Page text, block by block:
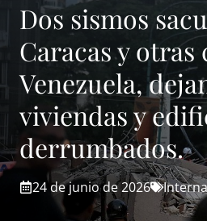
Dos sismos
Caracas y otras
Venezuela,
viviendas y
derrumbados.
24 de junio de 2026